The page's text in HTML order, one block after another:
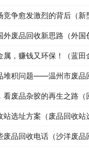
竞争愈发激烈的背后（新
废品回收新思路（外国
，赚钱又环保！（蓝田
堆积问题——温州市废品
码）
看废品杂胶的再生之路（
选址方案（废品回收站
品回收电话（沙洋废品